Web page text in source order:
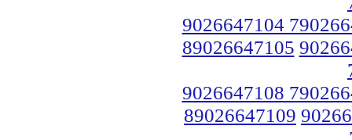
9026647104
89026647105
9026647108
89026647109